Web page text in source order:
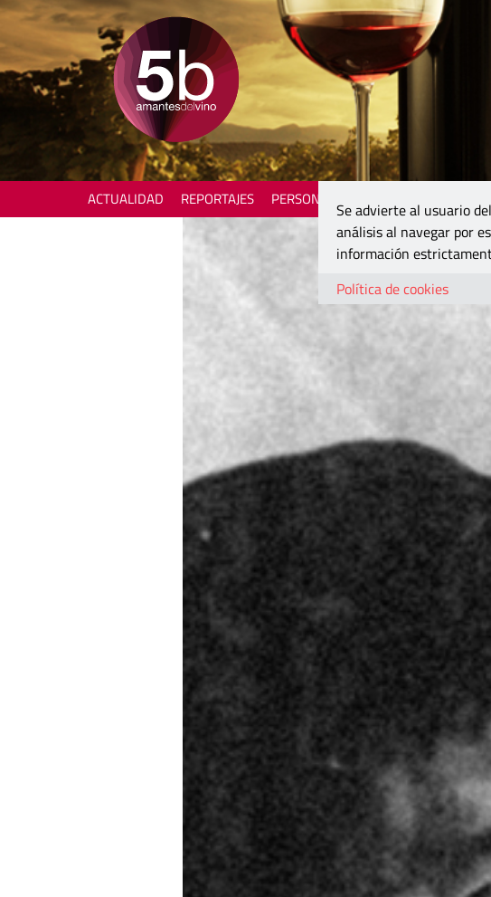
ACTUALIDAD REPORTAJES PERSONAJES
Se advierte al usuario
análisis al navegar por
información
Política de cookies